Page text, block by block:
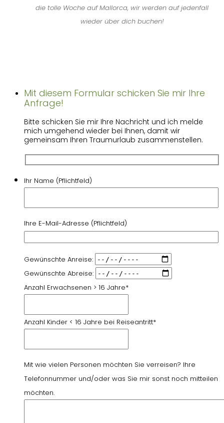
die tolle Woche auf Mallorca, wir werden auf jedenfall
wieder über dich buchen!
Mit diesem Formular schicken Sie mir Ihre
Anfrage!
Bitte schicken Sie mir Ihre Nachricht und ich melde
mich umgehend wieder bei Ihnen, damit wir
gemeinsam Ihren Traumurlaub zusammenstellen.
Ihr Name (Pflichtfeld)
Ihre E-Mail-Adresse (Pflichtfeld)
Gewünschte Anreise:
Gewünschte Abreise:
Anzahl Erwachsenen > 16 Jahre*
Anzahl Kinder < 16 Jahre bei Reiseantritt*
Mit wie vielen Personen möchten Sie verreisen? Ihre
Telefonnummer und/oder was Sie mir sonst noch mitteilen
möchten.